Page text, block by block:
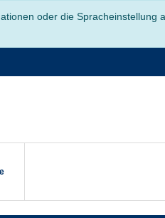
oder die Spracheinstellung